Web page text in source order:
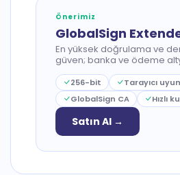
Önerimiz
GlobalSign
En yüksek doğrulama ve
güven; banka ve ödeme
256-bit
Tarayıcı
GlobalSign CA
Hızlı
Satın Al →